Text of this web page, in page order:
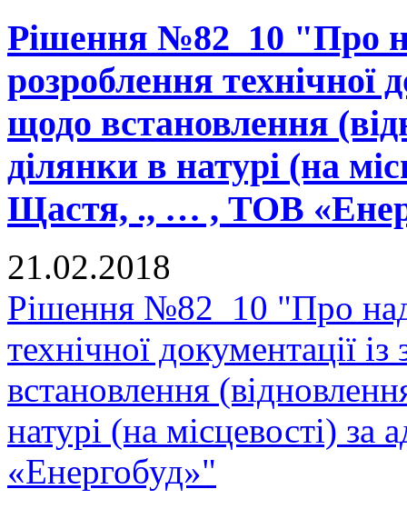
Рішення №82_10 "Про
розроблення технічної
щодо встановлення
ділянки в натурі (на
Щастя, ., … , ТОВ
21.02.2018
Рішення №82_10 "Про
технічної документації
встановлення
натурі (на місцевості)
«Енергобуд»"